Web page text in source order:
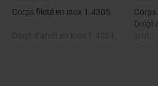
Corps fileté en inox 1.4305.
Corps
Doigt